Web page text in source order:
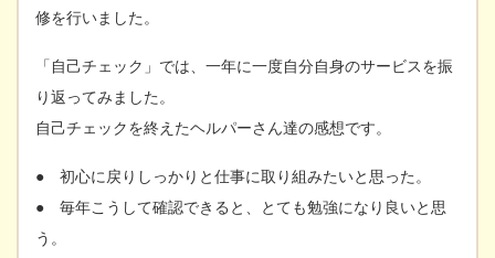
修を行いました。
「自己チェック」では、一年に一度自分自身のサービスを振
り返ってみました。
自己チェックを終えたヘルパーさん達の感想です。
● 初心に戻りしっかりと仕事に取り組みたいと思った。
● 毎年こうして確認できると、とても勉強になり良いと思
う。